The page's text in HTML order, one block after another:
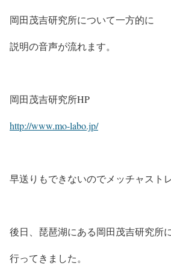
岡田茂吉研究所について一方的に
説明の音声が流れます。
岡田茂吉研究所HP
http://www.mo-labo.jp/
早送りもできないのでメッチャストレ
後日、琵琶湖にある岡田茂吉研究所
行ってきました。